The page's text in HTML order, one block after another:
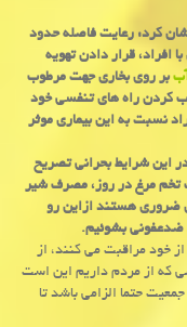
كرد: رعایت فاصله حدود
افراد، قرار دادن تهویه
بر روی بخاری جهت مرطوب
كردن راه های تنفسی خود
نسبت به این بیماری موثر
این شرایط بحرانی تصریح
مرغ در روز، مصرف شیر
ضروری هستند ازاین رو
بشوئیم.
خود مراقبت می كنند، از
كه از مردم داریم این است
حتما الزامی باشد تا